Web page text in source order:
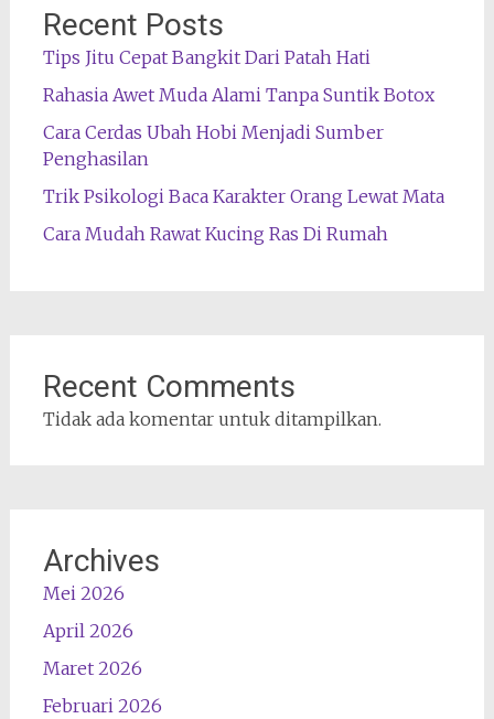
Recent Posts
Tips Jitu Cepat Bangkit Dari Patah Hati
Rahasia Awet Muda Alami Tanpa Suntik Botox
Cara Cerdas Ubah Hobi Menjadi Sumber
Penghasilan
Trik Psikologi Baca Karakter Orang Lewat Mata
Cara Mudah Rawat Kucing Ras Di Rumah
Recent Comments
Tidak ada komentar untuk ditampilkan.
Archives
Mei 2026
April 2026
Maret 2026
Februari 2026